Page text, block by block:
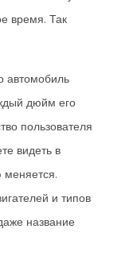
время. Так
автомобиль
дюйм его
пользователя
видеть в
меняется.
и типов
название